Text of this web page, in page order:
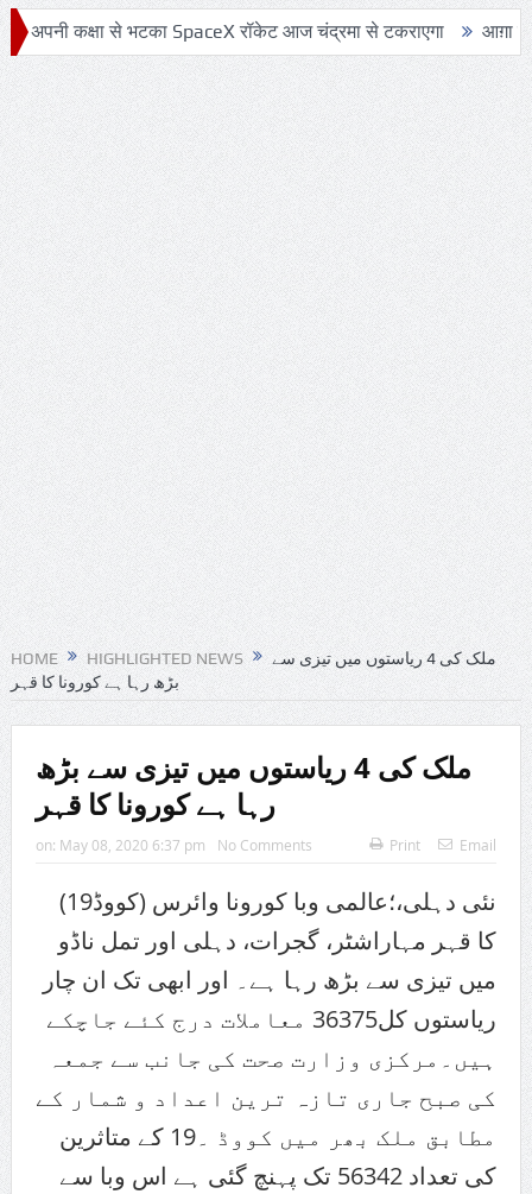
से भटका SpaceX रॉकेट आज चंद्रमा से टकराएगा आग़ा मीर की ड्योढ़ी:
HOME HIGHLIGHTED NEWS
ملک کی 4 ریاستوں میں تیزی سے
بڑھ رہا ہے کورونا کا قہر
ملک کی 4 ریاستوں میں تیزی سے بڑھ
رہا ہے کورونا کا قہر
on: May 08, 2020 6:37 pm No Comments Print Email
نئی دہلی،؛عالمی وبا کورونا وائرس (كووڈ19)
کا قہر مہاراشٹر، گجرات، دہلی اور تمل ناڈو
میں تیزی سے بڑھ رہا ہے۔ اور ابھی تک ان چار
ریاستوں کل36375 معاملات درج کئے جاچکے
ہیں۔ مرکزی وزارت صحت کی جانب سے جمعہ
کی صبح جاری تازہ ترین اعداد و شمار کے
مطابق ملک بھر میں کووڈ ۔19 کے متاثرین
کی تعداد 56342 تک پہنچ گئی ہے اس وبا سے